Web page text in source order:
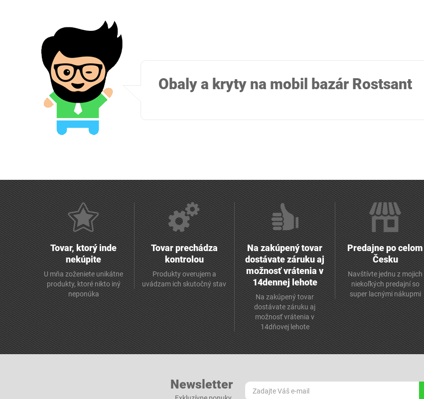
Obaly a kryty na mobil bazár Rostsant
Tovar, ktorý inde
nekúpite
U mňa zoženiete unikátne
produkty, ktoré nikto iný
neponúka
Tovar prechádza
kontrolou
Produkty overujem a
uvádzam ich skutočný stav
Na zakúpený tovar
dostávate záruku aj
možnosť vrátenia v
14dennej lehote
Na zakúpený tovar
dostávate záruku aj
možnosť vrátenia v
14dňovej lehote
Predajne po celom
Česku
Navštívte jednu z mojich
niekoľkých predajní so
super lacnými nákupmi
Newsletter